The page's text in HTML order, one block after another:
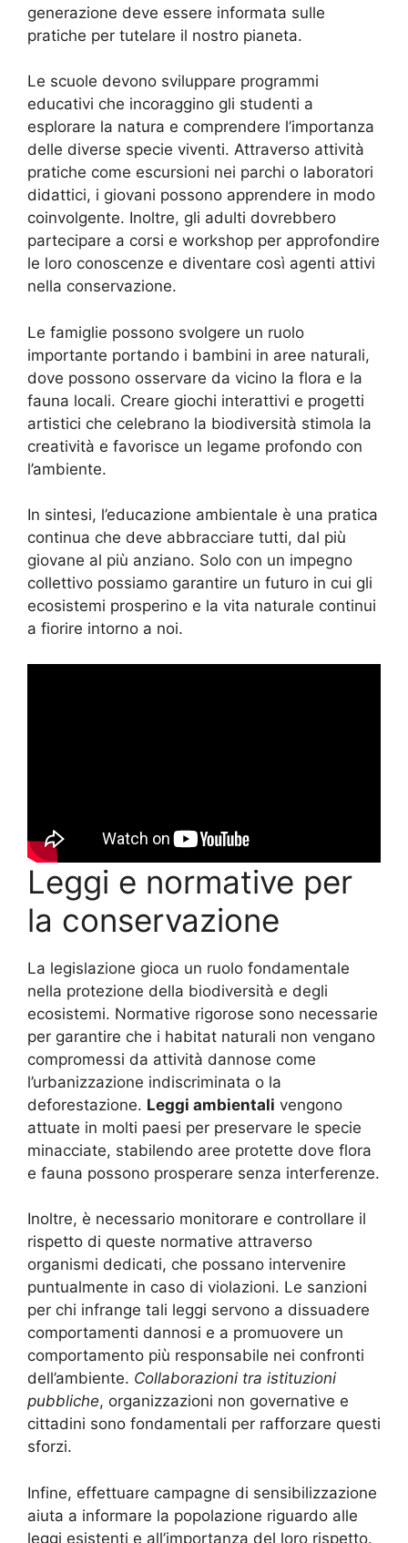
generazione deve essere informata sulle
pratiche per tutelare il nostro pianeta.
Le scuole devono sviluppare programmi
educativi che incoraggino gli studenti a
esplorare la natura e comprendere l’importanza
delle diverse specie viventi. Attraverso attività
pratiche come escursioni nei parchi o laboratori
didattici, i giovani possono apprendere in modo
coinvolgente. Inoltre, gli adulti dovrebbero
partecipare a corsi e workshop per approfondire
le loro conoscenze e diventare così agenti attivi
nella conservazione.
Le famiglie possono svolgere un ruolo
importante portando i bambini in aree naturali,
dove possono osservare da vicino la flora e la
fauna locali. Creare giochi interattivi e progetti
artistici che celebrano la biodiversità stimola la
creatività e favorisce un legame profondo con
l’ambiente.
In sintesi, l’educazione ambientale è una pratica
continua che deve abbracciare tutti, dal più
giovane al più anziano. Solo con un impegno
collettivo possiamo garantire un futuro in cui gli
ecosistemi prosperino e la vita naturale continui
a fiorire intorno a noi.
Leggi e normative per
la conservazione
La legislazione gioca un ruolo fondamentale
nella protezione della biodiversità e degli
ecosistemi. Normative rigorose sono necessarie
per garantire che i habitat naturali non vengano
compromessi da attività dannose come
l’urbanizzazione indiscriminata o la
deforestazione. Leggi ambientali vengono
attuate in molti paesi per preservare le specie
minacciate, stabilendo aree protette dove flora
e fauna possono prosperare senza interferenze.
Inoltre, è necessario monitorare e controllare il
rispetto di queste normative attraverso
organismi dedicati, che possano intervenire
puntualmente in caso di violazioni. Le sanzioni
per chi infrange tali leggi servono a dissuadere
comportamenti dannosi e a promuovere un
comportamento più responsabile nei confronti
dell’ambiente. Collaborazioni tra istituzioni
pubbliche, organizzazioni non governative e
cittadini sono fondamentali per rafforzare questi
sforzi.
Infine, effettuare campagne di sensibilizzazione
aiuta a informare la popolazione riguardo alle
leggi esistenti e all’importanza del loro rispetto.